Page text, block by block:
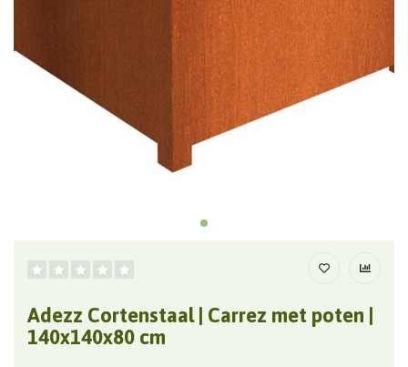
Adezz Cortenstaal | Carrez met poten |
140x140x80 cm